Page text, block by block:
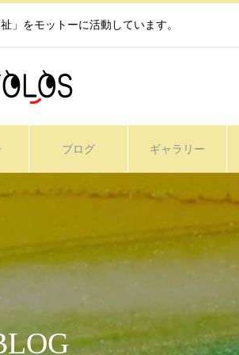
」をモットーに活動しています。
ブログ ギャラリー